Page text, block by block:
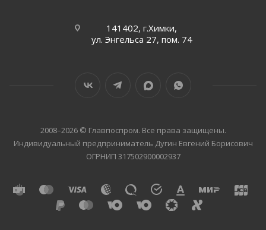
141402, г.Химки,
ул. Энгельса 27, пом. 74
2008–2026 © Главпоспром. Все права защищены.
Индивидуальный предприниматель Дугин Евгений Борисович
ОГРНИП 317502900002937